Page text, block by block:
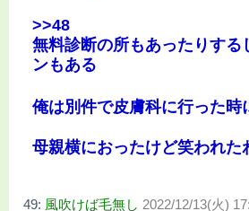
>>48
無料診断の所もあったりする
ンもある
俺は別件で皮膚科に行った時
母親横におったけど笑われた
49: 風吹けば毛無し 2022/12/13(火)